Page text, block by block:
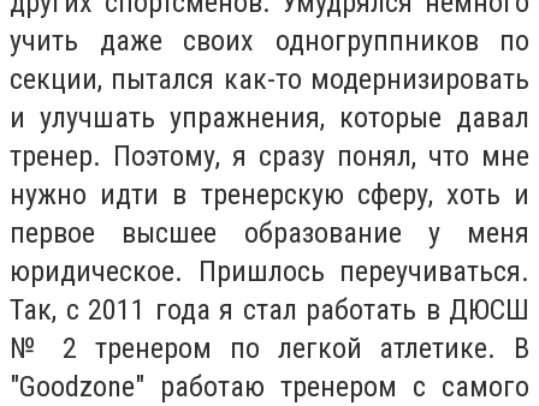
учить даже своих одногруппников по
секции, пытался как-то модернизировать
и улучшать упражнения, которые давал
тренер. Поэтому, я сразу понял, что мне
нужно идти в тренерскую сферу, хоть и
первое высшее образование у меня
юридическое. Пришлось переучиваться.
Так, с 2011 года я стал работать в ДЮСШ
№ 2 тренером по легкой атлетике. В
"Goodzone" работаю тренером с самого